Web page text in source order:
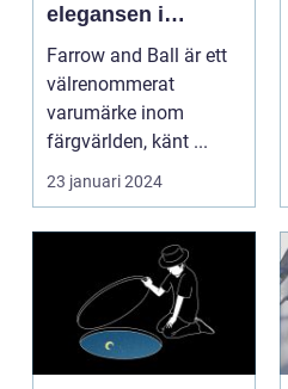
elegansen i
varumärkets färger
Farrow and Ball är ett
välrenommerat
varumärke inom
färgvärlden, känt ...
23 januari 2024